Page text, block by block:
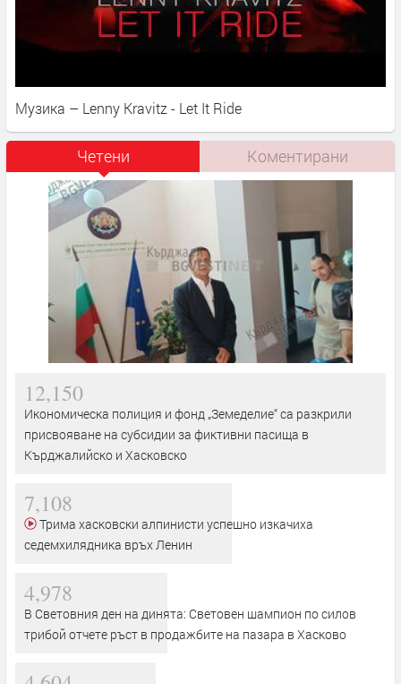
Музика – Lenny Kravitz - Let It Ride
Четени Коментирани
12,150
Икономическа полиция и фонд „Земеделие“ са разкрили
присвояване на субсидии за фиктивни пасища в
Кърджалийско и Хасковско
7,108
седемхилядника връх Ленин
4,978
В Световния ден на динята: Световен шампион по силов
трибой отчете ръст в продажбите на пазара в Хасково